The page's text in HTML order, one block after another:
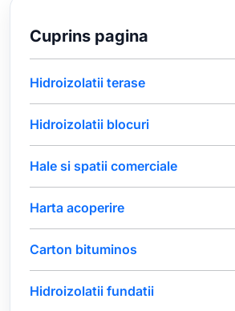
Cuprins pagina
Hidroizolatii terase
Hidroizolatii blocuri
Hale si spatii comerciale
Harta acoperire
Carton bituminos
Hidroizolatii fundatii